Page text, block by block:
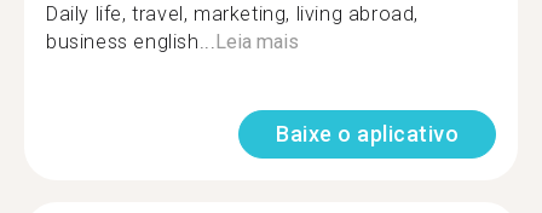
Daily life, travel, marketing, living abroad,
business english... Leia mais
Baixe o aplicativo